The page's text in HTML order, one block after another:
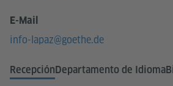
E-Mail
info-lapaz@goethe.de
RecepciónDepartamento de Idioma